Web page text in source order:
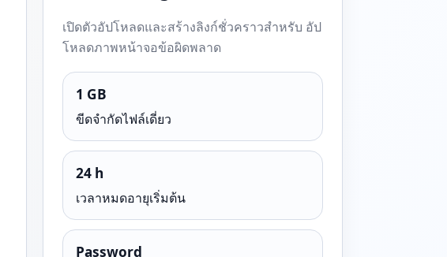
เปิดตัวอัปโหลดและสร้างลิงก์ชั่วคราวสำหรับ อัป
โหลดภาพหน้าจอข้อผิดพลาด
1 GB
ขีดจำกัดไฟล์เดี่ยว
24 h
เวลาหมดอายุเริ่มต้น
Password